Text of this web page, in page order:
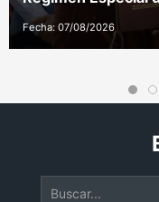
Fecha: 07/08/2026